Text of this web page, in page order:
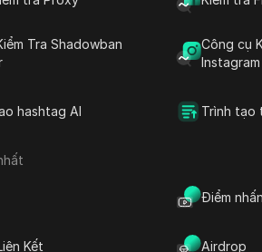
Tra Shadowban
Công cụ
Instagram
hashtag AI Trình tạo
Điểm
Kết Airdrop
cung cấp hướng dẫn từng bước
sau khi nó đã bị vô hiệu hóa quá
xem bắt đầu bằng cách truy
Chrome, và tìm kiếm trợ